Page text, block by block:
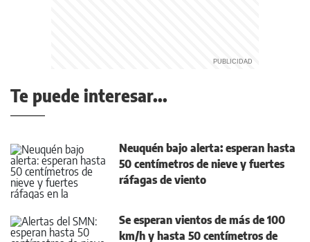
Te puede interesar...
Neuquén bajo alerta: esperan hasta
50 centímetros de nieve y fuertes
ráfagas de viento
Se esperan vientos de más de 100
km/h y hasta 50 centímetros de